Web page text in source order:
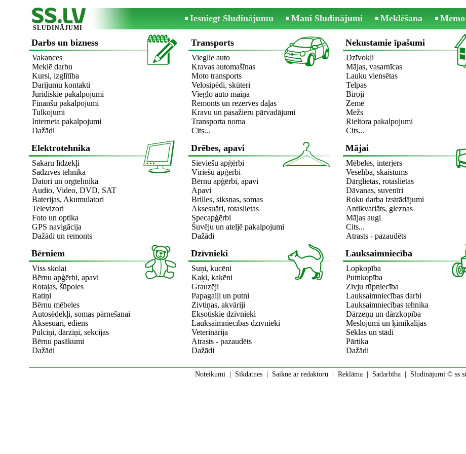
SLUDINĀJUMI
Iesniegt Sludinājumu Mani Sludinājumi Meklēšana Memo
Darbs un bizness
Vakances
Meklē darbu
Kursi, izglītība
Darījumu kontakti
Juridiskie pakalpojumi
Finanšu pakalpojumi
Tulkojumi
Interneta pakalpojumi
Dažādi
Transports
Vieglie auto
Kravas automašīnas
Moto transports
Velosipēdi, skūteri
Vieglo auto maiņa
Remonts un rezerves daļas
Kravu un pasažieru pārvadājumi
Transporta noma
Cits...
Nekustamie īpašumi
Dzīvokļi
Mājas, vasarnīcas
Lauku viensētas
Telpas
Biroji
Zeme
Mežs
Rieltora pakalpojumi
Cits...
Elektrotehnika
Sakaru līdzekļi
Sadzīves tehnika
Datori un orgtehnika
Audio, Video, DVD, SAT
Baterijas, Akumulatori
Televizori
Foto un optika
GPS navigācija
Dažādi un remonts
Drēbes, apavi
Sieviešu apģērbi
Vīriešu apģērbi
Bērnu apģērbi, apavi
Apavi
Brilles, siksnas, somas
Aksesuāri, rotaslietas
Specapģērbi
Šuvēju un ateljē pakalpojumi
Dažādi
Mājai
Mēbeles, interjers
Veselība, skaistums
Dārglietas, rotaslietas
Dāvanas, suvenīri
Roku darba izstrādājumi
Antikvariāts, gleznas
Mājas augi
Cits...
Atrasts - pazaudēts
Bērniem
Viss skolai
Bērnu apģērbi, apavi
Rotaļas, šūpoles
Ratiņi
Bērnu mēbeles
Autosēdekļi, somas pārnešanai
Aksesuāri, ēdiens
Pulciņi, dārziņi, sekcijas
Bērnu pasākumi
Dažādi
Dzīvnieki
Suņi, kucēni
Kaķi, kaķēni
Grauzēji
Papagaiļi un putni
Zivtiņas, akvāriji
Eksotiskie dzīvnieki
Lauksaimniecības dzīvnieki
Veterinārija
Atrasts - pazaudēts
Dažādi
Lauksaimniecība
Lopkopība
Putnkopība
Zivju rūpniecība
Lauksaimniecības darbi
Lauksaimniecības tehnika
Dārzeņu un dārzkopība
Mēslojumi un ķimikālijas
Sēklas un stādi
Pārtika
Dažādi
Noteikumi Sīkdatnes Saikne ar redaktoru Reklāma Sadarbība | Sludinājumi © ss